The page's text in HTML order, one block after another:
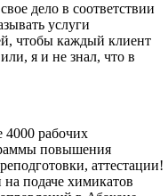
дело в соответствии
услуги
чтобы каждый клиент
я и не знал, что в
рабочих
повышения
аттестации!
подаче химикатов